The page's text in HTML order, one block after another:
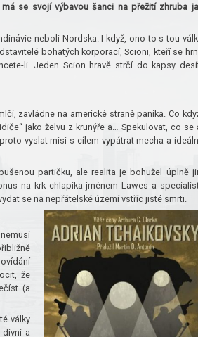
se svojí výbavou šanci na přežití zhruba
neboli Nordska. I když, ono to s tou
bohatých korporací, Scioni, kteří se
li. Jeden Scion hravě strčí do kapsy
zavládne na americké straně panika. Co
jako želvu z krunýře a… Spekulovat, co se
vyslat misi s cílem vypátrat mecha a
partičku, ale realita je bohužel úplně
na krk chlapíka jménem Lawes a
se na nepřátelské území vstříc jisté smrti.
že
(a
války
divní a